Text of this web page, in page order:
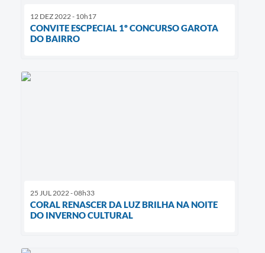
12 DEZ 2022 - 10h17
CONVITE ESCPECIAL 1º CONCURSO GAROTA
DO BAIRRO
25 JUL 2022 - 08h33
CORAL RENASCER DA LUZ BRILHA NA NOITE
DO INVERNO CULTURAL